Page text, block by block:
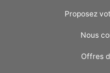
Proposez
Nous
Offres